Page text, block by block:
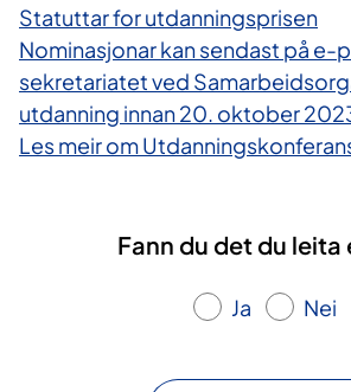
Statuttar for utdanningsprisen
Nominasjonar kan sendast på e-
sekretariatet ved
utdanning innan 20. oktober
Les meir om
Fann du det du leita
Ja Nei